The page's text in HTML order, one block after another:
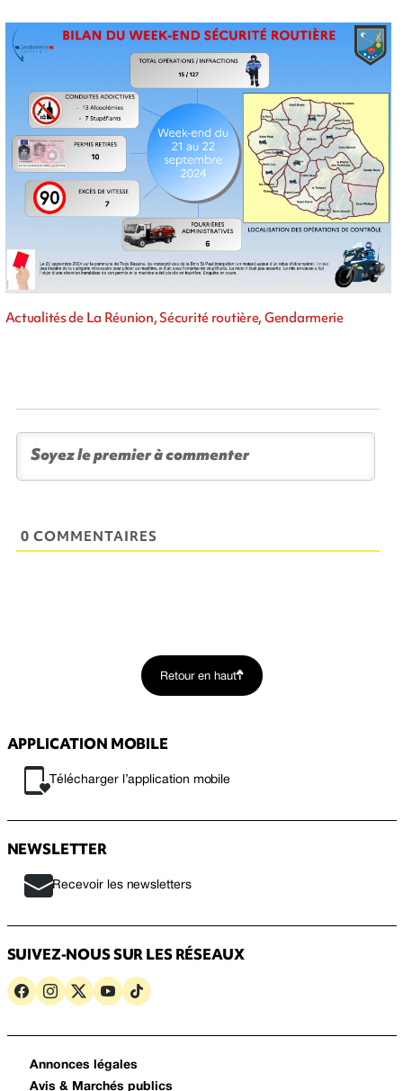
Actualités de La Réunion, Sécurité routière, Gendarmerie
0 COMMENTAIRES
Retour en haut
APPLICATION MOBILE
Télécharger l’application mobile
NEWSLETTER
Recevoir les newsletters
SUIVEZ-NOUS SUR LES RÉSEAUX
Annonces légales
Avis & Marchés publics